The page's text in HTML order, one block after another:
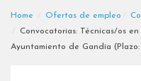
Home Ofertas de empleo
Convocatorias: Técnicas/os
Ayuntamiento de Gandía